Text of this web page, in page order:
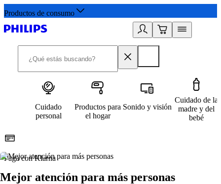
Productos de consumo
Cuidado
personal
Productos para
el hogar
Sonido y visión
Cuidado de la
madre y del
bebé
Paga con Klarna
Mejor atención para más personas